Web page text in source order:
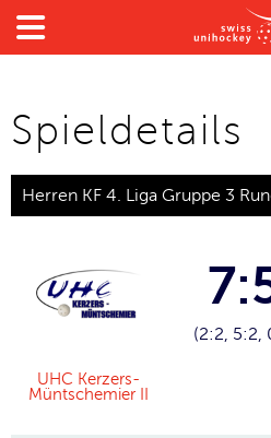

Spieldetails
Herren KF 4. Liga Gruppe 3
UHC Kerzers-
Müntschemier II
(2:2, 5:2,